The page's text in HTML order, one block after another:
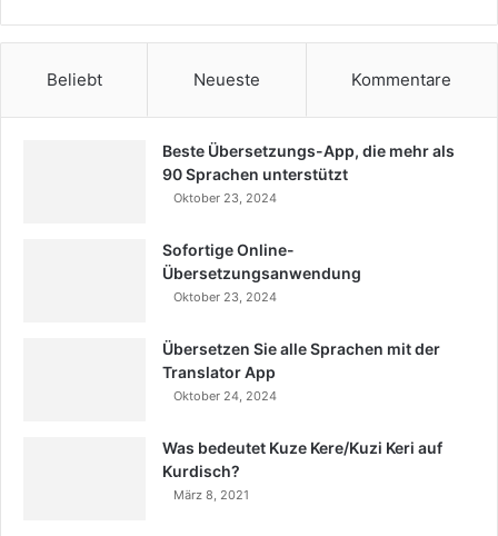
Beliebt Neueste Kommentare
Beste Übersetzungs-App, die mehr als
90 Sprachen unterstützt
Oktober 23, 2024
Sofortige Online-
Übersetzungsanwendung
Oktober 23, 2024
Übersetzen Sie alle Sprachen mit der
Translator App
Oktober 24, 2024
Was bedeutet Kuze Kere/Kuzi Keri auf
Kurdisch?
März 8, 2021